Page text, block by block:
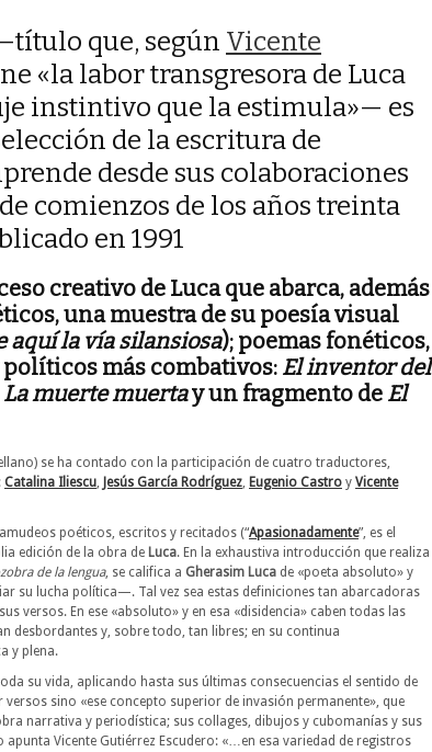
que, según Vicente
«la labor transgresora de Luca
instintivo que la estimula»— es
de la escritura de
desde sus colaboraciones
comienzos de los años treinta
en 1991
creativo de Luca que abarca, además
una muestra de su poesía visual
aquí la vía silansiosa); poemas fonéticos,
más combativos: El inventor del
La muerte muertay un fragmento de El
se ha contado con la participación de cuatro traductores,
Catalina Iliescu, Jesús García Rodríguez, Eugenio Castro y Vicente
poéticos, escritos y recitados (“Apasionadamente”, es el
edición de la obra de Luca. En la exhaustiva introducción que realiza
de la lengua, se califica a Gherasim Luca de «poeta absoluto» y
su lucha política—. Tal vez sea estas definiciones tan abarcadoras
versos. En ese «absoluto» y en esa «disidencia» caben todas las
desbordantes y, sobre todo, tan libres; en su continua
y plena.
su vida, aplicando hasta sus últimas consecuencias el sentido de
sino «ese concepto superior de invasión permanente», que
narrativa y periodística; sus collages, dibujos y cubomanías y sus
Vicente Gutiérrez Escudero: «…en esa variedad de registros